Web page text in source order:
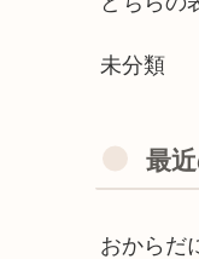
未分類
最
おからだ